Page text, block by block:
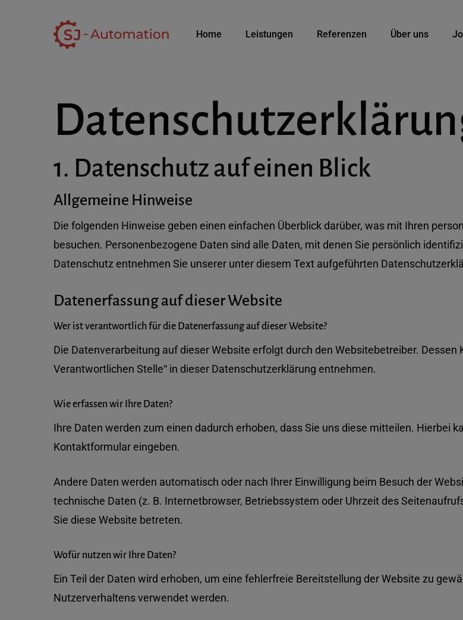
Home Leistungen Referenzen Über uns
1. Datenschutz auf einen Blick
Allgemeine Hinweise
Die folgenden Hinweise geben einen einfachen Überblick darüber, was mit Ihren
besuchen. Personenbezogene Daten sind alle Daten, mit denen Sie persönlich
Datenschutz entnehmen Sie unserer unter diesem Text aufgeführten
Datenerfassung auf dieser Website
Wer ist verantwortlich für die Datenerfassung auf dieser Website?
Die Datenverarbeitung auf dieser Website erfolgt durch den Websitebetreiber.
Verantwortlichen Stelle“ in dieser Datenschutzerklärung entnehmen.
Wie erfassen wir Ihre Daten?
Ihre Daten werden zum einen dadurch erhoben, dass Sie uns diese mitteilen. Hierbei
Kontaktformular eingeben.
Andere Daten werden automatisch oder nach Ihrer Einwilligung beim Besuch der
technische Daten (z. B. Internetbrowser, Betriebssystem oder Uhrzeit des
Sie diese Website betreten.
Wofür nutzen wir Ihre Daten?
Ein Teil der Daten wird erhoben, um eine fehlerfreie Bereitstellung der Website zu
Nutzerverhaltens verwendet werden.